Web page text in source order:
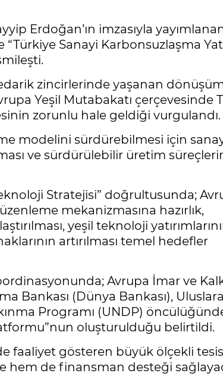
Erdoğan’ın imzasıyla
“Türkiye Sanayi Karbonsuzlaşma
zincirlerinde yaşanan
Yeşil Mutabakatı çerçevesinde
zorunlu hale geldiği vurgulandı.
modelini sürdürebilmesi için
ve sürdürülebilir üretim
Stratejisi” doğrultusunda;
mekanizmasına hazırlık,
yeşil teknoloji
artırılması temel hedefler
Avrupa İmar ve
Bankası (Dünya Bankası),
Programı (UNDP)
oluşturulduğu belirtildi.
faaliyet gösteren büyük ölçekli
hem de finansman desteği